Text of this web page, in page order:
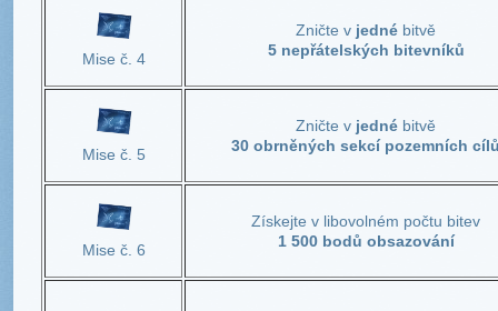
Mise č. 4
Zničte v jedné bitvě
5 nepřátelských bitevníků
Mise č. 5
Zničte v jedné bitvě
30 obrněných sekcí pozemních
Mise č. 6
Získejte v libovolném počtu bitev
1 500 bodů obsazování